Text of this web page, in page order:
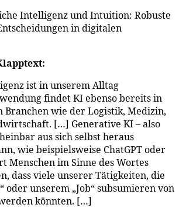
Intelligenz und Intuition: Robuste
in digitalen
ist in unserem Alltag
findet KI ebenso bereits in
Branchen wie der Logistik, Medizin,
[…] Generative KI – also
aus sich selbst heraus
wie beispielsweise ChatGPT oder
Menschen im Sinne des Wortes
dass viele unserer Tätigkeiten, die
unserem „Job“ subsumieren von
könnten. […]